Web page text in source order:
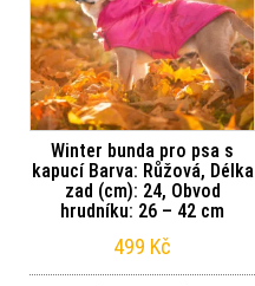
Winter bunda pro psa s
kapucí Barva: Růžová, Délka
zad (cm): 24, Obvod
hrudníku: 26 – 42 cm
499 Kč